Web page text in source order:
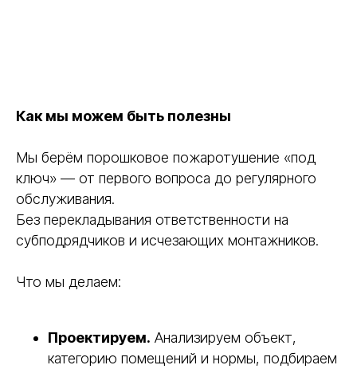
Как мы можем быть полезны
Мы берём порошковое пожаротушение «под
ключ» — от первого вопроса до регулярного
обслуживания.
Без перекладывания ответственности на
субподрядчиков и исчезающих монтажников.
Что мы делаем:
Проектируем. Анализируем объект,
категорию помещений и нормы, подбираем